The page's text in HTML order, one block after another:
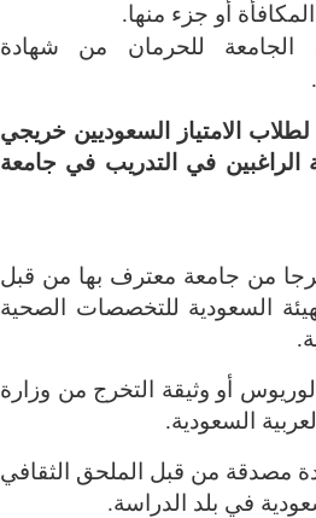
أو جزء منها.
الجامعة للحرمان من شهادة
.
الامتياز السعوديين خريجي
الراغبين في التدريب في جامعة
من جامعة معترف بها من قبل
السعودية للتخصصات الصحية
.
أو وثيقة التخرج من وزارة
السعودية.
مصدقة من قبل الملحق الثقافي
في بلد الدراسة.